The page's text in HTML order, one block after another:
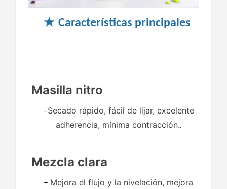
★ Características principales
Masilla nitro
–Secado rápido, fácil de lijar, excelente
adherencia, mínima contracción..
Mezcla clara
– Mejora el flujo y la nivelación, mejora